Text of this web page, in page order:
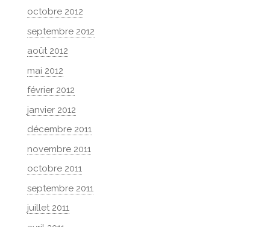
octobre 2012
septembre 2012
août 2012
mai 2012
février 2012
janvier 2012
décembre 2011
novembre 2011
octobre 2011
septembre 2011
juillet 2011